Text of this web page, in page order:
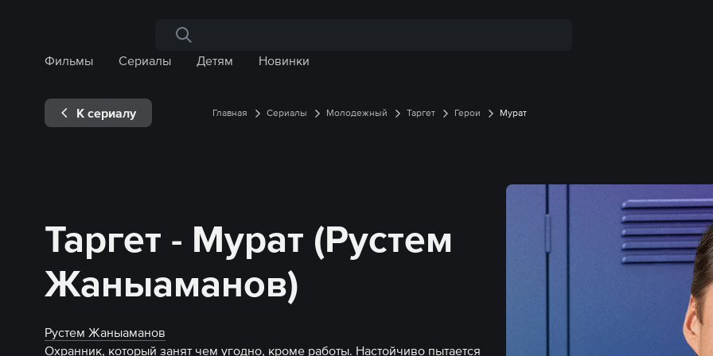
Поиск по сайту
Фильмы
Сериалы Детям Новинки
К сериалу Главная Сериалы Молодежный Таргет Герои Мурат
Таргет - Мурат (Рустем
Жаныаманов)
Рустем Жаныаманов
Охранник, который занят чем угодно, кроме работы. Настойчиво пытается